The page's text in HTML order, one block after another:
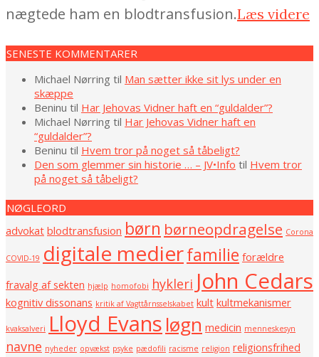
nægtede ham en blodtransfusion.Læs videre
SENESTE KOMMENTARER
Michael Nørring til Man sætter ikke sit lys under en
skæppe
Beninu til Har Jehovas Vidner haft en “guldalder”?
Michael Nørring til Har Jehovas Vidner haft en
“guldalder”?
Beninu til Hvem tror på noget så tåbeligt?
Den som glemmer sin historie … – JV•Info til Hvem tror
på noget så tåbeligt?
NØGLEORD
advokat blodtransfusion børn børneopdragelse Corona
COVID-19 digitale medierfamilie forældre
fravalg af sekten hjælp homofobi hykleri John Cedars
kognitiv dissonans kritik af Vagttårnsselskabet kult kultmekanismer
kvaksalveri Lloyd Evansløgn medicin menneskesyn
navne nyheder opvækst psyke pædofili racisme religion religionsfrihed